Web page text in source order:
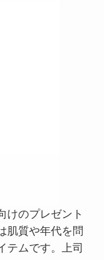
けのプレゼント
肌質や年代を問
テムです。上司